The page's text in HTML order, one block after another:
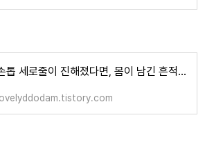
손톱 세로줄이 진해졌다면, 몸이 남긴 흔적일지도 모릅니다
lovelyddodam.tistory.com